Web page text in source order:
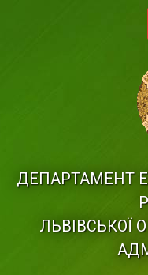
ДЕПАРТАМЕНТ
ЛЬВІВСЬКОЇ